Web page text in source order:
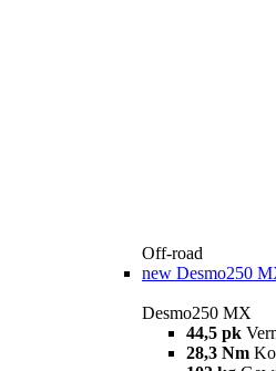
Off-road
new Desmo250
Desmo250 MX
44,5 pk
28,3 Nm